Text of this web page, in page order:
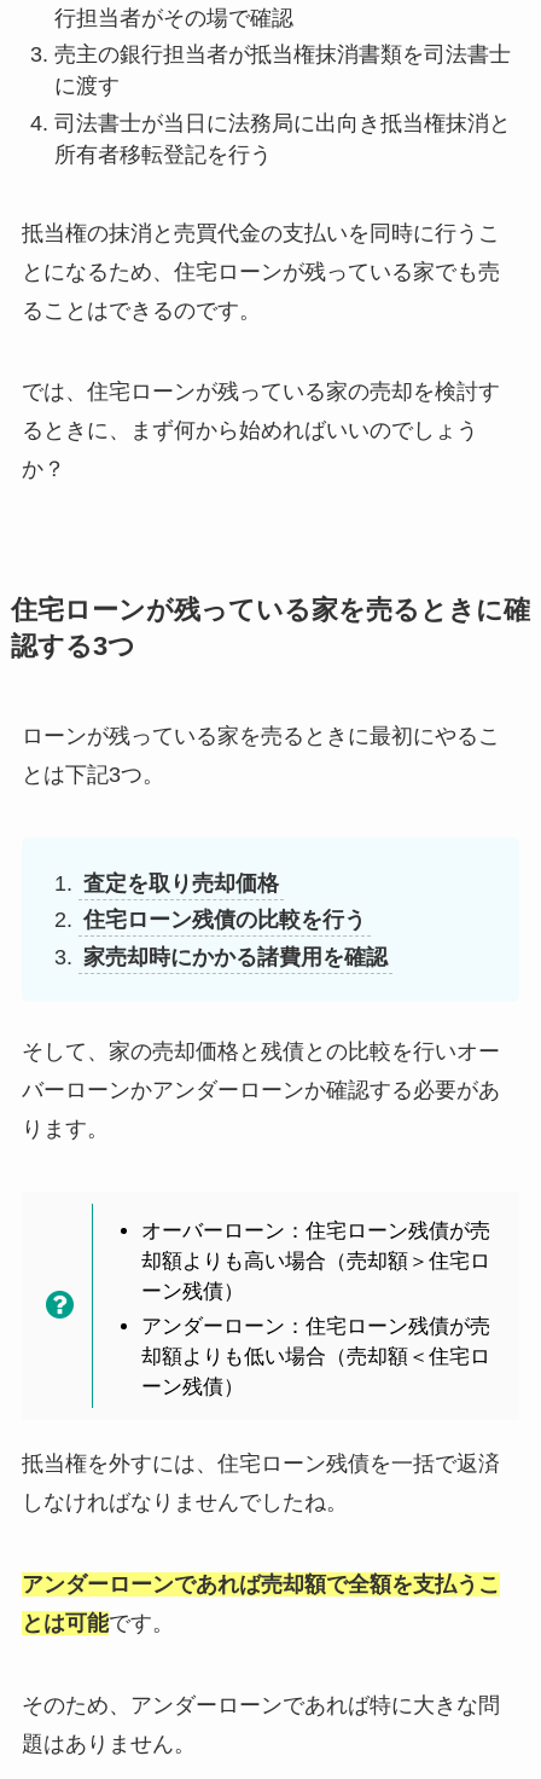
行担当者がその場で確認
売主の銀行担当者が抵当権抹消書類を司法書士
に渡す
司法書士が当日に法務局に出向き抵当権抹消と
所有者移転登記を行う
抵当権の抹消と売買代金の支払いを同時に行うこ
とになるため、住宅ローンが残っている家でも売
ることはできるのです。
では、住宅ローンが残っている家の売却を検討す
るときに、まず何から始めればいいのでしょう
か？
住宅ローンが残っている家を売るときに確
認する3つ
ローンが残っている家を売るときに最初にやるこ
とは下記3つ。
査定を取り売却価格
住宅ローン残債の比較を行う
家売却時にかかる諸費用を確認
そして、家の売却価格と残債との比較を行いオー
バーローンかアンダーローンか確認する必要があ
ります。
オーバーローン：住宅ローン残債が売
却額よりも高い場合（売却額＞住宅ロ
ーン残債）
アンダーローン：住宅ローン残債が売
却額よりも低い場合（売却額＜住宅ロ
ーン残債）
抵当権を外すには、住宅ローン残債を一括で返済
しなければなりませんでしたね。
アンダーローンであれば売却額で全額を支払うこ
とは可能です。
そのため、アンダーローンであれば特に大きな問
題はありません。